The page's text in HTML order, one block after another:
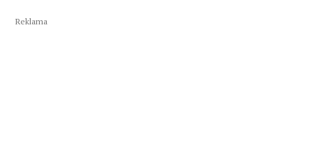
Reklama